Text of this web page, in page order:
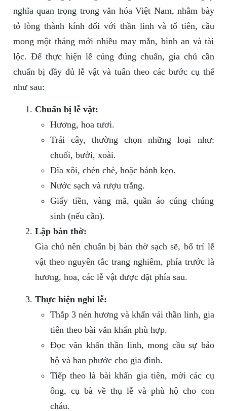
nghĩa quan trọng trong văn hóa Việt Nam, nhằm bày
tỏ lòng thành kính đối với thần linh và tổ tiên, cầu
mong một tháng mới nhiều may mắn, bình an và tài
lộc. Để thực hiện lễ cúng đúng chuẩn, gia chủ cần
chuẩn bị đầy đủ lễ vật và tuân theo các bước cụ thể
như sau:
Chuẩn bị lễ vật:
Hương, hoa tươi.
Trái cây, thường chọn những loại như:
chuối, bưởi, xoài.
Đĩa xôi, chén chè, hoặc bánh kẹo.
Nước sạch và rượu trắng.
Giấy tiền, vàng mã, quần áo cúng chúng
sinh (nếu cần).
Lập bàn thờ:
Gia chủ nên chuẩn bị bàn thờ sạch sẽ, bố trí lễ
vật theo nguyên tắc trang nghiêm, phía trước là
hương, hoa, các lễ vật được đặt phía sau.
Thực hiện nghi lễ:
Thắp 3 nén hương và khấn vái thần linh, gia
tiên theo bài văn khấn phù hợp.
Đọc văn khấn thần linh, mong cầu sự bảo
hộ và ban phước cho gia đình.
Tiếp theo là bài khấn gia tiên, mời các cụ
ông, cụ bà về thụ lễ và phù hộ cho con
cháu.